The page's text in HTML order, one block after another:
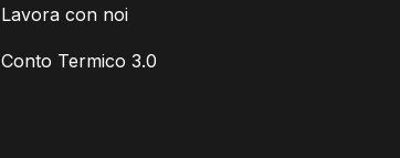
Lavora con noi
Conto Termico 3.0